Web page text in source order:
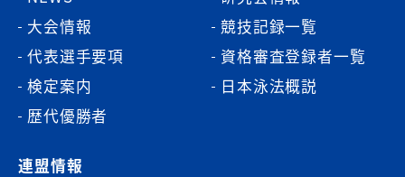
大会情報
代表選手要項
検定案内
歴代優勝者
競技記録一覧
資格審査登録者一覧
日本泳法概説
連盟情報